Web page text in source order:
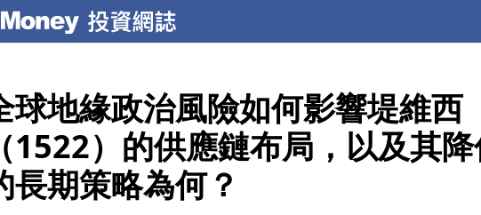
球地緣政治風險如何影響堤維西
（1522）的供應鏈布局，以及其
長期策略為何？